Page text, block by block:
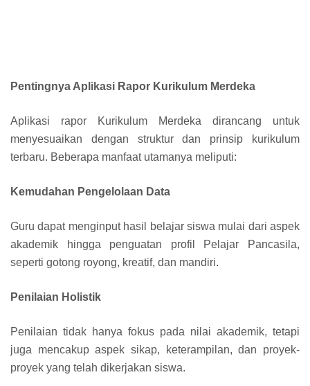
Pentingnya Aplikasi Rapor Kurikulum Merdeka
Aplikasi rapor Kurikulum Merdeka dirancang untuk
menyesuaikan dengan struktur dan prinsip kurikulum
terbaru. Beberapa manfaat utamanya meliputi:
Kemudahan Pengelolaan Data
Guru dapat menginput hasil belajar siswa mulai dari aspek
akademik hingga penguatan profil Pelajar Pancasila,
seperti gotong royong, kreatif, dan mandiri.
Penilaian Holistik
Penilaian tidak hanya fokus pada nilai akademik, tetapi
juga mencakup aspek sikap, keterampilan, dan proyek-
proyek yang telah dikerjakan siswa.